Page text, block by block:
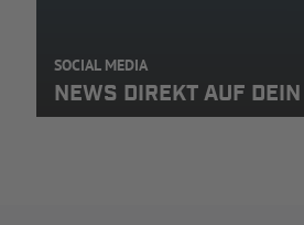
SOCIAL MEDIA
NEWS DIREKT AUF